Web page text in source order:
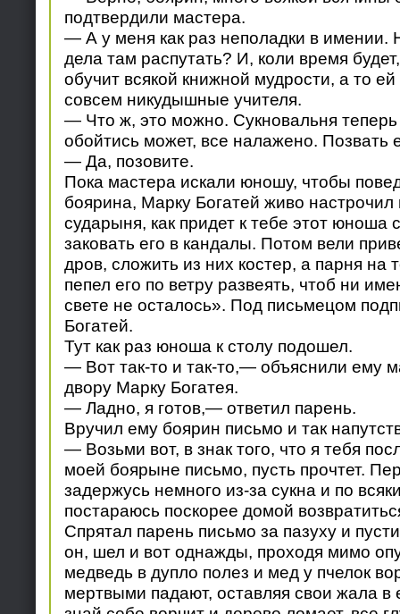
подтвердили мастера.
— А у меня как раз неполадки в имении.
дела там распутать? И, коли время
обучит всякой книжной мудрости, а то
совсем никудышные учителя.
— Что ж, это можно. Сукновальня теперь
обойтись может, все налажено. Позвать
— Да, позовите.
Пока мастера искали юношу, чтобы
боярина, Марку Богатей живо
сударыня, как придет к тебе этот юноша
заковать его в кандалы. Потом вели
дров, сложить из них костер, а парня на
пепел его по ветру развеять, чтоб ни
свете не осталось». Под письмецом
Богатей.
Тут как раз юноша к столу подошел.
— Вот так-то и так-то,— объяснили ему
двору Марку Богатея.
— Ладно, я готов,— ответил парень.
Вручил ему боярин письмо и так
— Возьми вот, в знак того, что я тебя
моей боярыне письмо, пусть прочтет.
задержусь немного из-за сукна и по
постараюсь поскорее домой
Спрятал парень письмо за пазуху и
он, шел и вот однажды, проходя мимо
медведь в дупло полез и мед у пчелок
мертвыми падают, оставляя свои жала в